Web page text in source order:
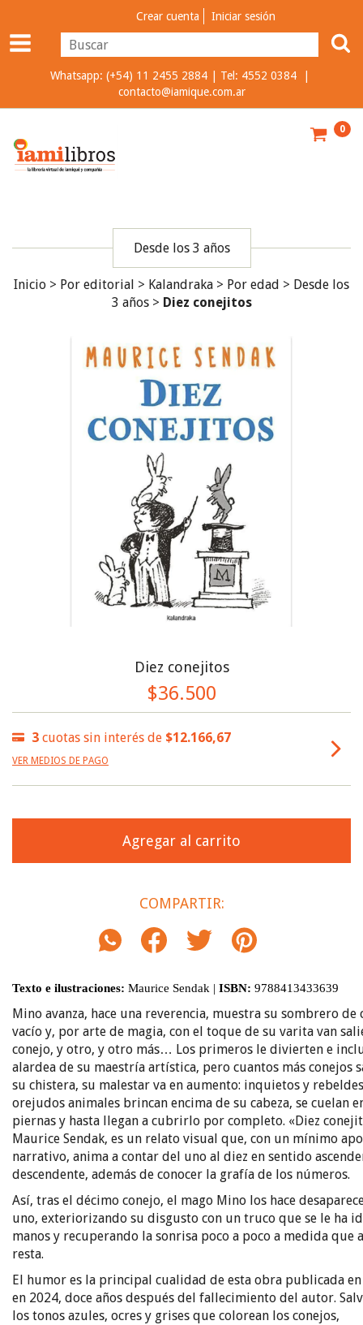
Crear cuenta Iniciar sesión
Whatsapp: (+54) 11 2455 2884 | Tel: 4552 0384 |
contacto@iamique.com.ar
0
Desde los 3 años
Inicio > Por editorial > Kalandraka > Por edad > Desde los
3 años > Diez conejitos
Diez conejitos
$36.500
3 cuotas sin interés de $12.166,67
VER MEDIOS DE PAGO
COMPARTIR:
Texto e ilustraciones: Maurice Sendak | ISBN: 9788413433639
Mino avanza, hace una reverencia, muestra su sombrero de
vacío y, por arte de magia, con el toque de su varita van
conejo, y otro, y otro más… Los primeros le divierten e
alardea de su maestría artística, pero cuantos más conejos
su chistera, su malestar va en aumento: inquietos y
orejudos animales brincan encima de su cabeza, se cuelan
piernas y hasta llegan a cubrirlo por completo. «Diez
Maurice Sendak, es un relato visual que, con un mínimo
narrativo, anima a contar del uno al diez en sentido
descendente, además de conocer la grafía de los números.
Así, tras el décimo conejo, el mago Mino los hace
uno, exteriorizando su disgusto con un truco que se le ha
manos y recuperando la sonrisa poco a poco a medida que
resta.
El humor es la principal cualidad de esta obra publicada en
en 2024, doce años después del fallecimiento del autor.
los tonos azules, ocres y grises que colorean los conejos,